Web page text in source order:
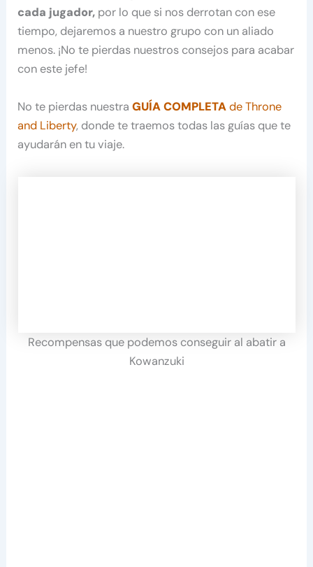
cada jugador, por lo que si nos derrotan con ese
tiempo, dejaremos a nuestro grupo con un aliado
menos. ¡No te pierdas nuestros consejos para acabar
con este jefe!
No te pierdas nuestraGUÍA COMPLETAde Throne
and Liberty, donde te traemos todas las guías que te
ayudarán en tu viaje.
Recompensas que podemos conseguir al abatir a
Kowanzuki